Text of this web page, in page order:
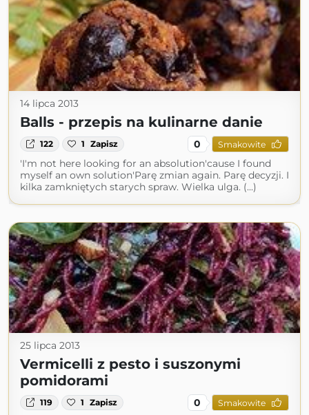
14 lipca 2013
Balls - przepis na kulinarne danie
122 1 Zapisz 0 Smakowite
'I'm not here looking for an absolution'cause I found
myself an own solution'Parę zmian again. Parę decyzji. I
kilka zamkniętych starych spraw. Wielka ulga. (...)
25 lipca 2013
Vermicelli z pesto i suszonymi
pomidorami
119 1 Zapisz 0 Smakowite